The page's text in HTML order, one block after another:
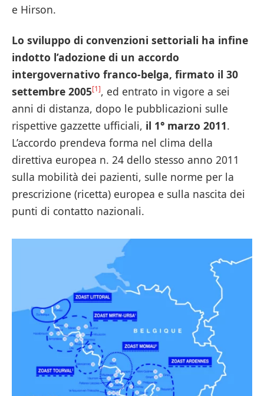
e Hirson.
Lo sviluppo di convenzioni settoriali ha infine
indotto l’adozione di un accordo
intergovernativo franco-belga, firmato il 30
settembre 2005[1], ed entrato in vigore a sei
anni di distanza, dopo le pubblicazioni sulle
rispettive gazzette ufficiali, il 1° marzo 2011.
L’accordo prendeva forma nel clima della
direttiva europea n. 24 dello stesso anno 2011
sulla mobilità dei pazienti, sulle norme per la
prescrizione (ricetta) europea e sulla nascita dei
punti di contatto nazionali.